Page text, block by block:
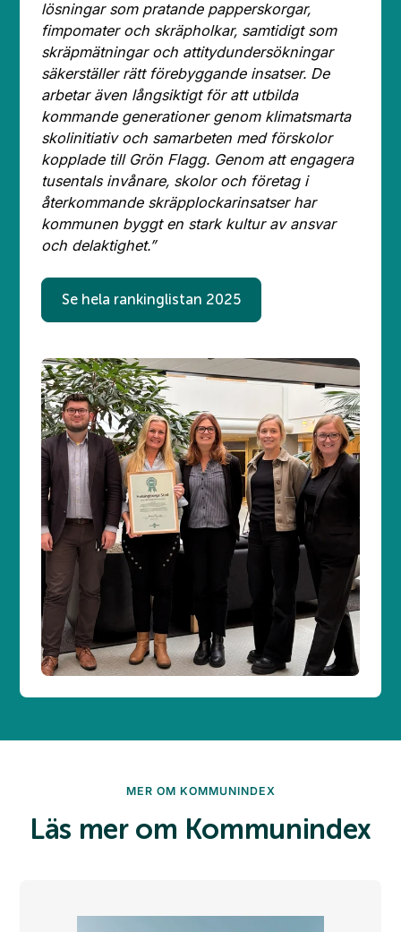
lösningar som pratande papperskorgar,
fimpomater och skräpholkar, samtidigt som
skräpmätningar och attitydundersökningar
säkerställer rätt förebyggande insatser. De
arbetar även långsiktigt för att utbilda
kommande generationer genom klimatsmarta
skolinitiativ och samarbeten med förskolor
kopplade till Grön Flagg. Genom att engagera
tusentals invånare, skolor och företag i
återkommande skräpplockarinsatser har
kommunen byggt en stark kultur av ansvar
och delaktighet.”
Se hela rankinglistan 2025
MER OM KOMMUNINDEX
Läs mer om Kommunindex